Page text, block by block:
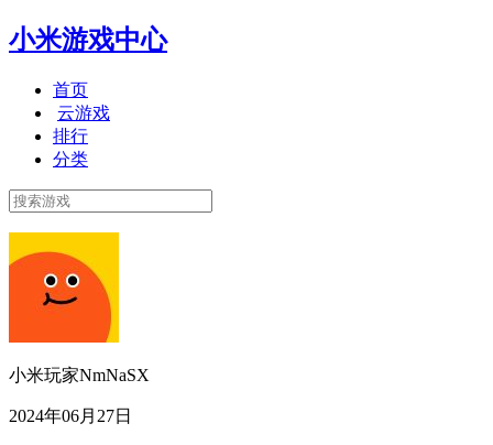
小米游戏中心
首页
云游戏
排行
分类
小米玩家NmNaSX
2024年06月27日